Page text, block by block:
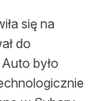
się na
do
było